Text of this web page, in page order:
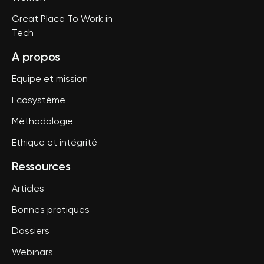
Great Place To Work in
Tech
A propos
Equipe et mission
Ecosystème
Méthodologie
Ethique et intégrité
Ressources
Articles
Bonnes pratiques
Dossiers
Webinars